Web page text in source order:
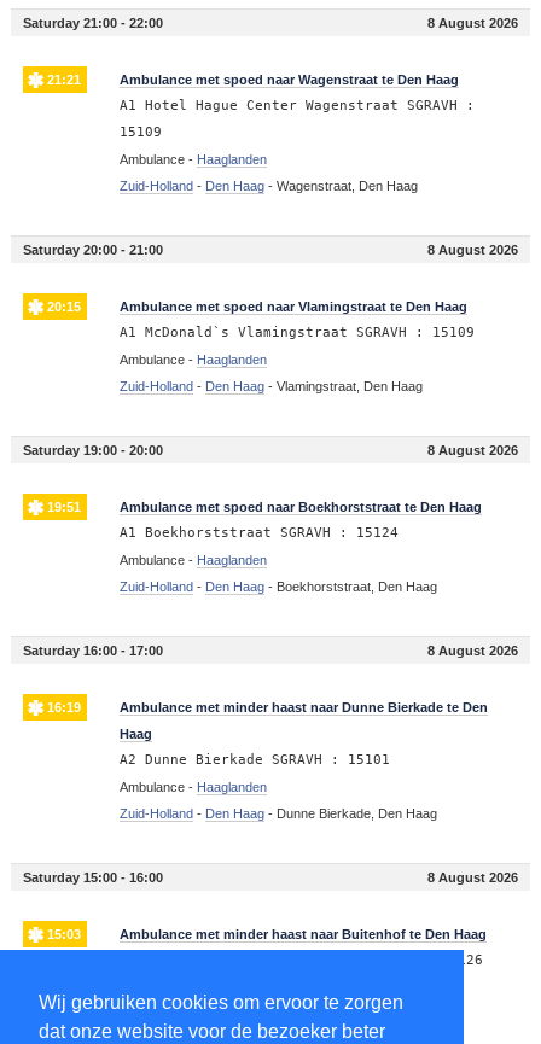
Wij gebruiken cookies om ervoor te zorgen
dat onze website voor de bezoeker beter
Saturday 21:00 - 22:00 8 August 2026
21:21 Ambulance met spoed naar Wagenstraat te Den Haag
A1 Hotel Hague Center Wagenstraat SGRAVH :
15109
Ambulance - Haaglanden
Zuid-Holland- Den Haag- Wagenstraat, Den Haag
Saturday 20:00 - 21:00 8 August 2026
20:15 Ambulance met spoed naar Vlamingstraat te Den Haag
A1 McDonald`s Vlamingstraat SGRAVH : 15109
Ambulance - Haaglanden
Zuid-Holland- Den Haag- Vlamingstraat, Den Haag
Saturday 19:00 - 20:00 8 August 2026
19:51 Ambulance met spoed naar Boekhorststraat te Den Haag
A1 Boekhorststraat SGRAVH : 15124
Ambulance - Haaglanden
Zuid-Holland- Den Haag- Boekhorststraat, Den Haag
Saturday 16:00 - 17:00 8 August 2026
16:19
Ambulance met minder haast naar Dunne Bierkade te Den
Haag
A2 Dunne Bierkade SGRAVH : 15101
Ambulance - Haaglanden
Zuid-Holland- Den Haag- Dunne Bierkade, Den Haag
Saturday 15:00 - 16:00 8 August 2026
15:03 Ambulance met minder haast naar Buitenhof te Den Haag
A2 VWS Hofvijver Buitenhof SGRAVH VWS 15126
Zuid-Holland -Den Haag - Buitenhof, Den Haag